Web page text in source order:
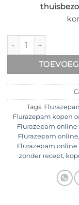
Flurazepam 30 mg
Tags:
Flurazepam kopen
Flurazepam online
Flurazepam online,
Flurazepam online
zonder recept,